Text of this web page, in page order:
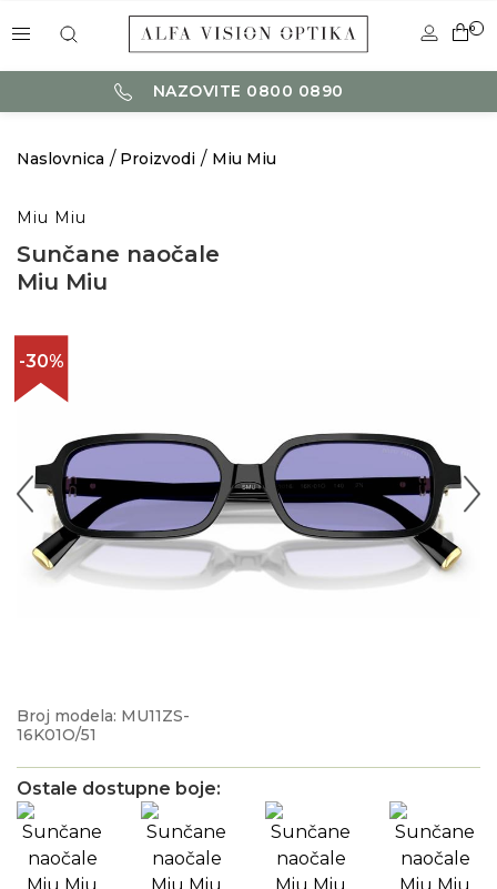
0
NAZOVITE 0800 0890
Naslovnica Proizvodi Miu Miu
Miu Miu
Sunčane naočale
Miu Miu
-30%
Broj modela: MU11ZS-
16K01O/51
Ostale dostupne boje: